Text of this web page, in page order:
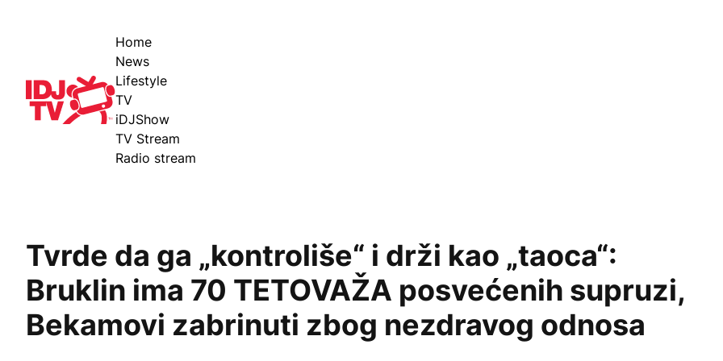
IDJ TV
Home
News
Lifestyle
TV
iDJShow
TV Stream
Radio stream
Tvrde da ga „kontroliše“ i drži kao „taoca“:
Bruklin ima 70 TETOVAŽA posvećenih supruzi,
Bekamovi zabrinuti zbog nezdravog odnosa